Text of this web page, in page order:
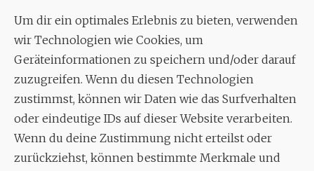
Um dir ein optimales Erlebnis zu bieten, verwenden
wir Technologien wie Cookies, um
Geräteinformationen zu speichern und/oder darauf
zuzugreifen. Wenn du diesen Technologien
zustimmst, können wir Daten wie das Surfverhalten
oder eindeutige IDs auf dieser Website verarbeiten.
Wenn du deine Zustimmung nicht erteilst oder
zurückziehst, können bestimmte Merkmale und
Aixheimer Str. 18
70619 Stuttgart
MUSIK
Musikalischer Leiter:
Enrico Trummer
Tel.+49 (0)177 / 34 23 57 1